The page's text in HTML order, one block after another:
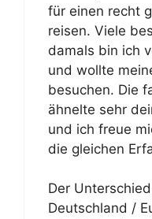
für einen recht
reisen. Viele
damals bin ich
und wollte
besuchen. Die
ähnelte sehr
und ich freue
die gleichen
Der
Deutschland /